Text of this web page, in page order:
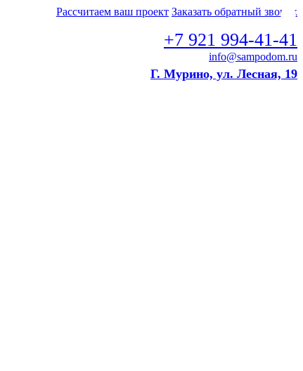
Рассчитаем ваш проект Заказать обратный звонок
+7 921 994-41-41
info@sampodom.ru
Г. Мурино, ул. Лесная, 19